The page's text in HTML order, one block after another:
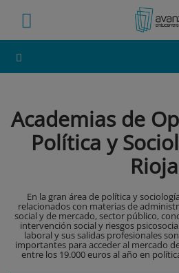
Academias de
Política y
Rioja
En la gran área de política y
relacionados con materias de
social y de mercado, sector público,
intervención social y riesgos
laboral y sus salidas profesionales
importantes para acceder al mercado
entre los 19.000 euros al año en